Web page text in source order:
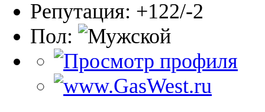
Репутация: +122/-2
Пол: